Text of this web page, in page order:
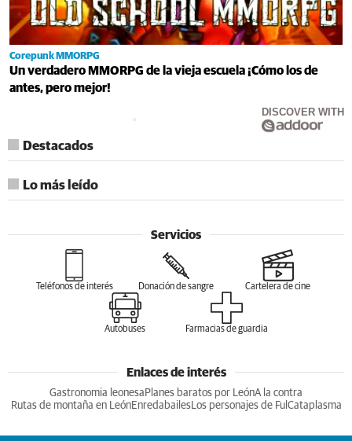
Corepunk MMORPG
Un verdadero MMORPG de la vieja escuela ¡Cómo los de
antes, pero mejor!
DISCOVER WITH
Destacados
Lo más leído
Servicios
Teléfonos de interés Donación de sangre Cartelera de cine
Autobuses Farmacias de guardia
Enlaces de interés
Gastronomia leonesa Planes baratos por LeónA la contra
Rutas de montaña en LeónEnredabailesLos personajes de Ful Cataplasma